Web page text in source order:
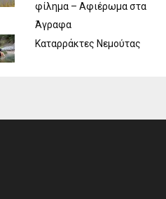
φίλημα – Αφιέρωμα στα
Άγραφα
Καταρράκτες Νεμούτας